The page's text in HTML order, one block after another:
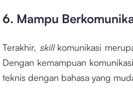
6. Mampu
Terakhir, skillkomunikasi
Dengan kemampuan
teknis dengan bahasa yang